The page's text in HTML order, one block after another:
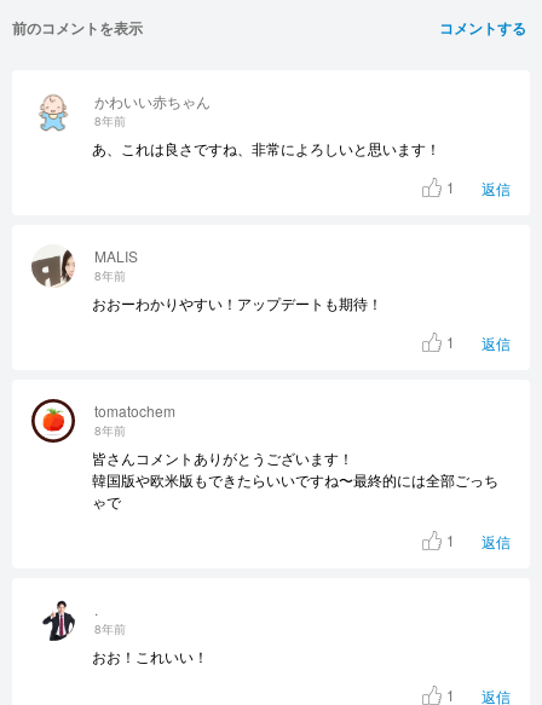
コメントする
前のコメントを表示
.
8年前
おお！これいい！
1
返信
tomatochem
8年前
皆さんコメントありがとうございます！
韓国版や欧米版もできたらいいですね〜最終的には全部ごっち
ゃで
1
返信
MALIS
8年前
おおーわかりやすい！アップデートも期待！
1
返信
かわいい赤ちゃん
8年前
あ、これは良さですね、非常によろしいと思います！
1
返信